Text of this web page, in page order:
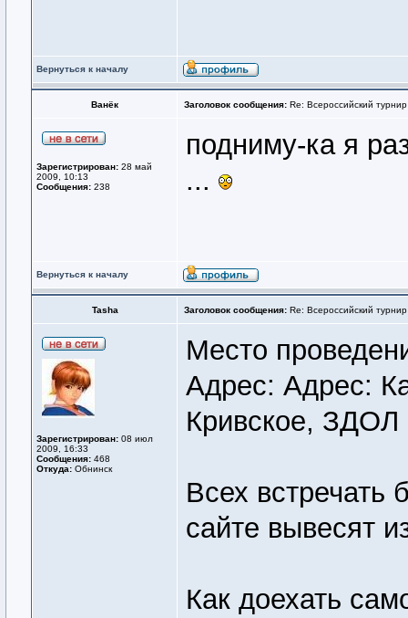
Вернуться к началу
Ванёк Заголовок сообщения: Re: Всероссийский
Зарегистрирован: 28 май
2009, 10:13
Сообщения: 238
подниму-ка я
...
Вернуться к началу
Tasha Заголовок сообщения: Re: Всероссийский
Зарегистрирован: 08 июл
2009, 16:33
Сообщения: 468
Откуда: Обнинск
Место
Адрес: Адрес:
Кривское, ЗДОЛ
Всех встречать
сайте вывесят
Как доехать